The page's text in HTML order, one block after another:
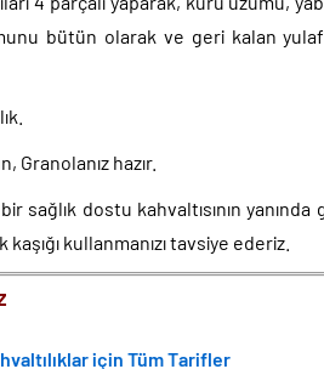
bütün olarak ve geri kalan yulaf
Granolanız hazır.
sağlık dostu kahvaltısının
kullanmanızı tavsiye ederiz.
için Tüm Tarifler